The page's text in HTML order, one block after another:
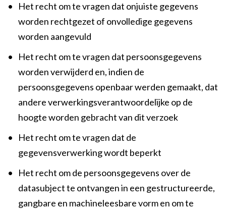
•
Het recht om te vragen dat onjuiste gegevens
worden rechtgezet of onvolledige gegevens
worden aangevuld
•
Het recht om te vragen dat persoonsgegevens
worden verwijderd en, indien de
persoonsgegevens openbaar werden gemaakt, dat
andere verwerkingsverantwoordelijke op de
hoogte worden gebracht van dit verzoek
•
Het recht om te vragen dat de
gegevensverwerking wordt beperkt
•
Het recht om de persoonsgegevens over de
datasubject te ontvangen in een gestructureerde,
gangbare en machineleesbare vorm en om te